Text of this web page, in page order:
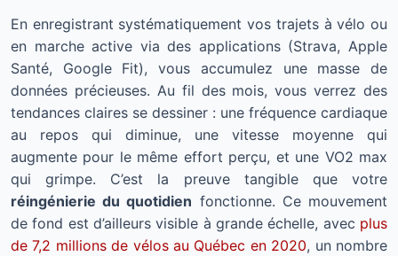
En enregistrant systématiquement vos trajets à vélo ou
en marche active via des applications (Strava, Apple
Santé, Google Fit), vous accumulez une masse de
données précieuses. Au fil des mois, vous verrez des
tendances claires se dessiner : une fréquence cardiaque
au repos qui diminue, une vitesse moyenne qui
augmente pour le même effort perçu, et une VO2 max
qui grimpe. C’est la preuve tangible que votre
réingénierie du quotidien fonctionne. Ce mouvement
de fond est d’ailleurs visible à grande échelle, avec plus
de 7,2 millions de vélos au Québec en 2020, un nombre